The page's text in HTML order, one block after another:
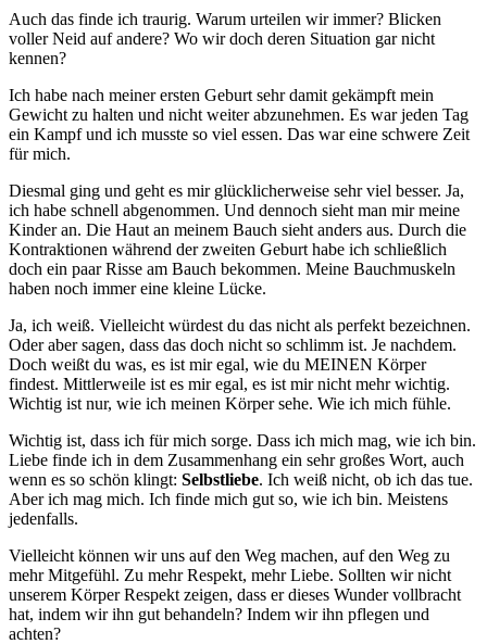
Auch das finde ich traurig. Warum urteilen wir immer? Blicken
voller Neid auf andere? Wo wir doch deren Situation gar nicht
kennen?
Ich habe nach meiner ersten Geburt sehr damit gekämpft mein
Gewicht zu halten und nicht weiter abzunehmen. Es war jeden Tag
ein Kampf und ich musste so viel essen. Das war eine schwere Zeit
für mich.
Diesmal ging und geht es mir glücklicherweise sehr viel besser. Ja,
ich habe schnell abgenommen. Und dennoch sieht man mir meine
Kinder an. Die Haut an meinem Bauch sieht anders aus. Durch die
Kontraktionen während der zweiten Geburt habe ich schließlich
doch ein paar Risse am Bauch bekommen. Meine Bauchmuskeln
haben noch immer eine kleine Lücke.
Ja, ich weiß. Vielleicht würdest du das nicht als perfekt bezeichnen.
Oder aber sagen, dass das doch nicht so schlimm ist. Je nachdem.
Doch weißt du was, es ist mir egal, wie du MEINEN Körper
findest. Mittlerweile ist es mir egal, es ist mir nicht mehr wichtig.
Wichtig ist nur, wie ich meinen Körper sehe. Wie ich mich fühle.
Wichtig ist, dass ich für mich sorge. Dass ich mich mag, wie ich bin.
Liebe finde ich in dem Zusammenhang ein sehr großes Wort, auch
wenn es so schön klingt: Selbstliebe. Ich weiß nicht, ob ich das tue.
Aber ich mag mich. Ich finde mich gut so, wie ich bin. Meistens
jedenfalls.
Vielleicht können wir uns auf den Weg machen, auf den Weg zu
mehr Mitgefühl. Zu mehr Respekt, mehr Liebe. Sollten wir nicht
unserem Körper Respekt zeigen, dass er dieses Wunder vollbracht
hat, indem wir ihn gut behandeln? Indem wir ihn pflegen und
achten?